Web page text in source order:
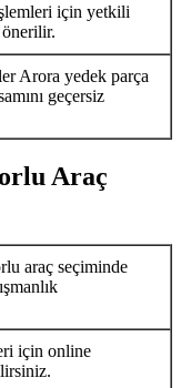
için yetkili
önerilir.
Arora yedek parça
geçersiz
Araç
araç seçiminde
için online